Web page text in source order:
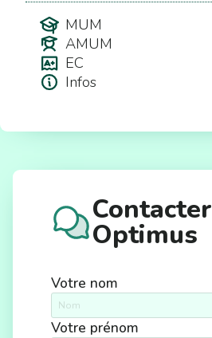
MUM
AMUM
EC
Infos
Contacter
Optimus
Votre nom
Votre prénom